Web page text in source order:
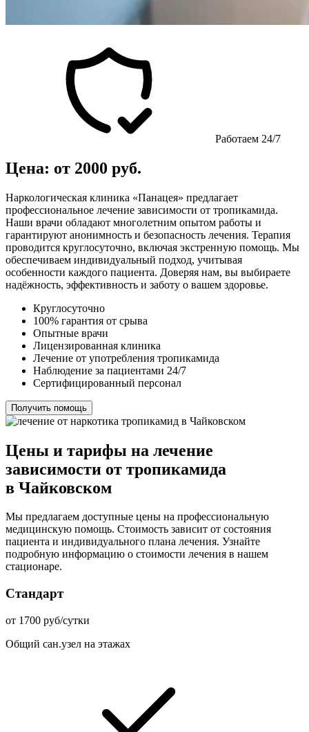
Работаем 24/7
Цена: от 2000 руб.
Наркологическая клиника «Панацея» предлагает
профессиональное лечение зависимости от тропикамида.
Наши врачи обладают многолетним опытом работы и
гарантируют анонимность и безопасность лечения. Терапия
проводится круглосуточно, включая экстренную помощь. Мы
обеспечиваем индивидуальный подход, учитывая
особенности каждого пациента. Доверяя нам, вы выбираете
надёжность, эффективность и заботу о вашем здоровье.
Круглосуточно
100% гарантия от срыва
Опытные врачи
Лицензированная клиника
Лечение от употребления тропикамида
Наблюдение за пациентами 24/7
Сертифицированный персонал
Получить помощь
Цены и тарифы на лечение
зависимости от тропикамида
в Чайковском
Мы предлагаем доступные цены на профессиональную
медицинскую помощь. Стоимость зависит от состояния
пациента и индивидуального плана лечения. Узнайте
подробную информацию о стоимости лечения в нашем
стационаре.
Стандарт
от 1700 руб/сутки
Общий сан.узел на этажах